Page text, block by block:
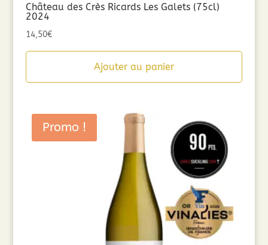
Château des Crès Ricards Les Galets (75cl)
2024
14,50€
Ajouter au panier
Promo !